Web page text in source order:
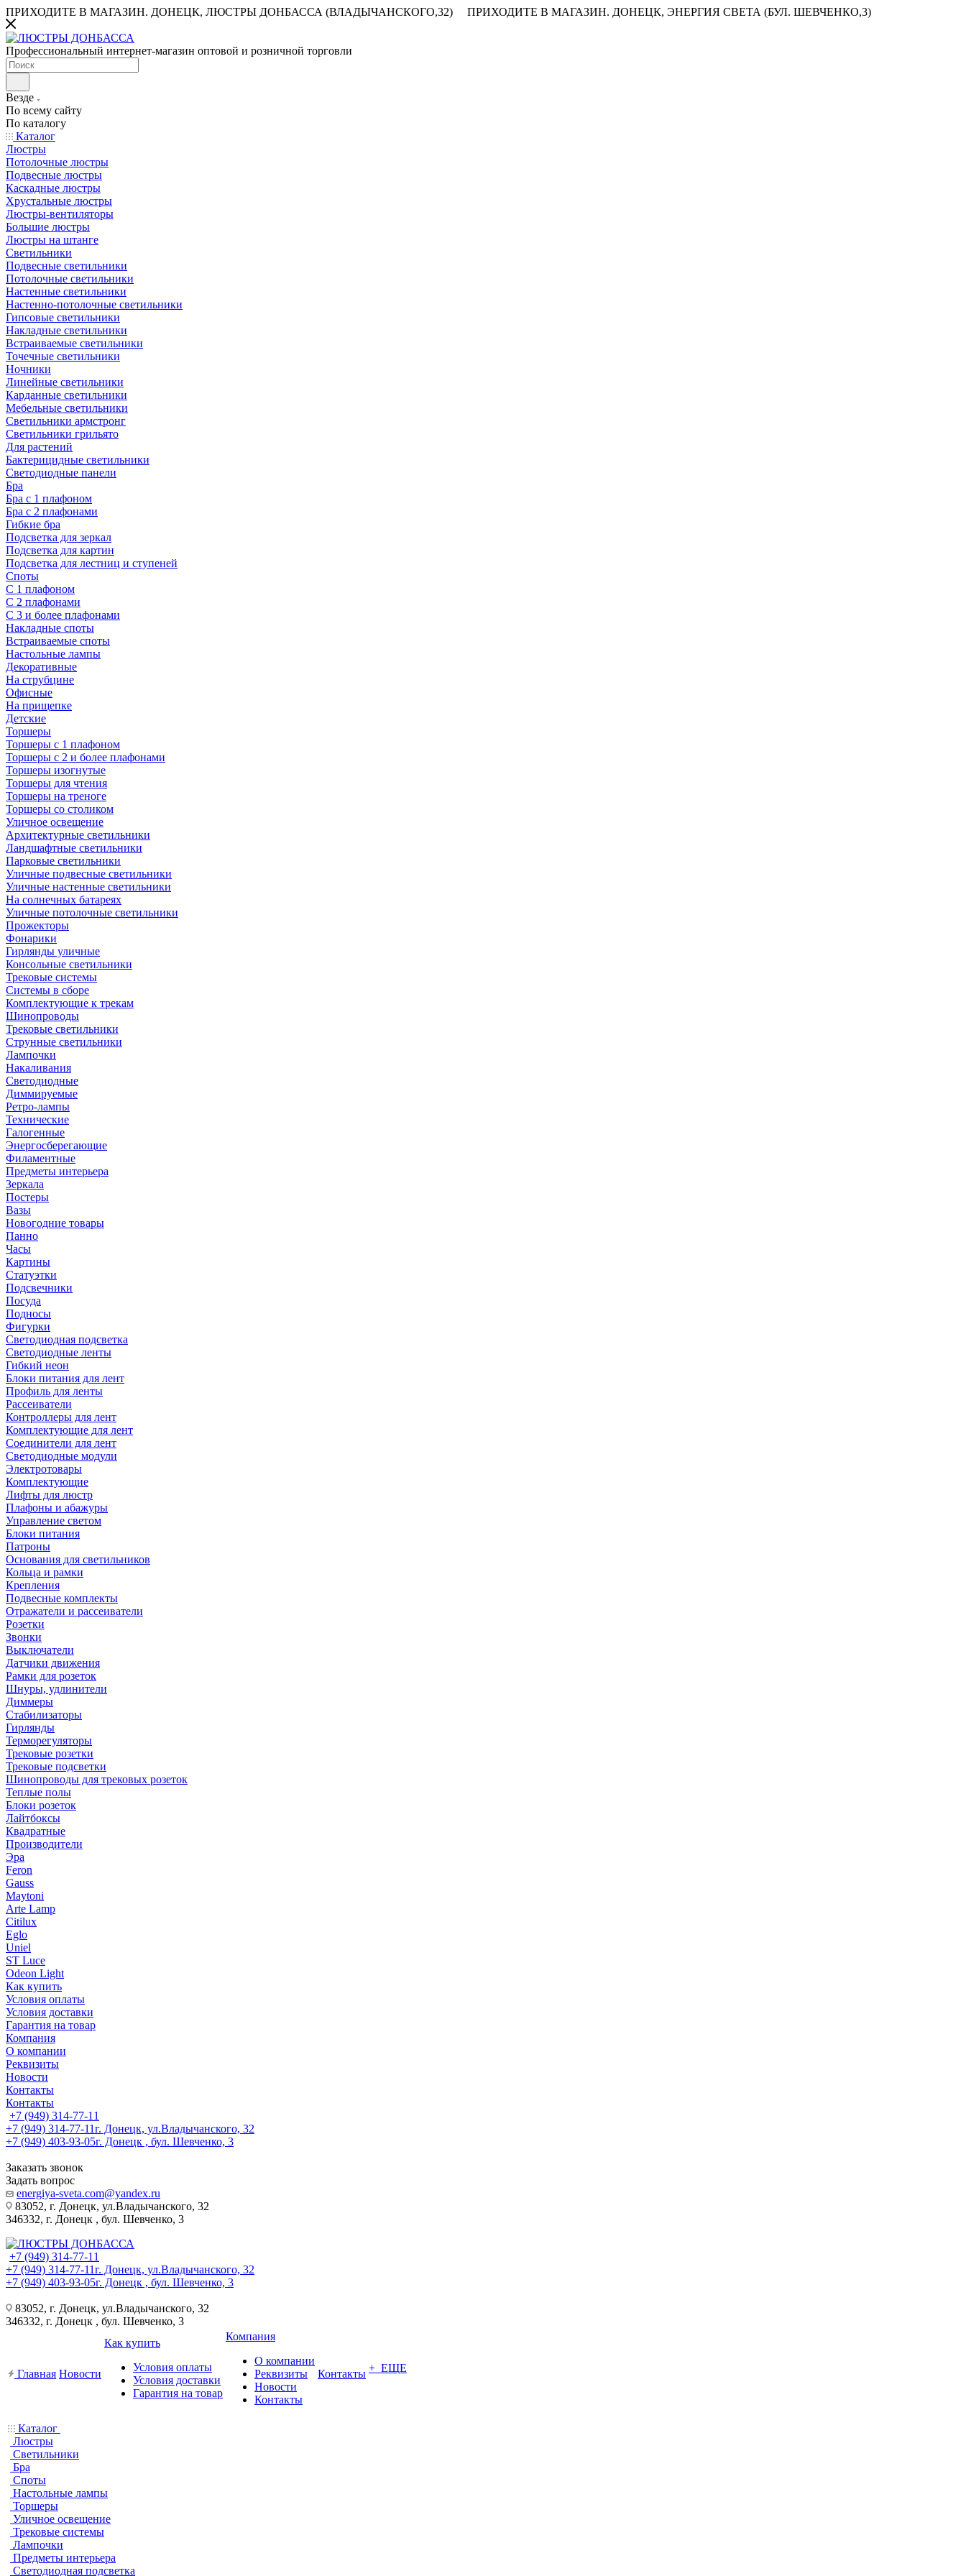
ПРИХОДИТЕ В МАГАЗИН. ДОНЕЦК, ЛЮСТРЫ ДОНБАССА (ВЛАДЫЧАНСКОГО,32) ПРИХОДИТЕ В МАГАЗИН. ДОНЕЦК, ЭНЕРГИЯ СВЕТА (БУЛ. ШЕВЧЕНКО,3)
Профессиональный интернет-магазин оптовой и розничной торговли
Везде
По всему сайту
По каталогу
Каталог
Люстры
Потолочные люстры
Подвесные люстры
Каскадные люстры
Хрустальные люстры
Люстры-вентиляторы
Большие люстры
Люстры на штанге
Светильники
Подвесные светильники
Потолочные светильники
Настенные светильники
Настенно-потолочные светильники
Гипсовые светильники
Накладные светильники
Встраиваемые светильники
Точечные светильники
Ночники
Линейные светильники
Карданные светильники
Мебельные светильники
Светильники армстронг
Светильники грильято
Для растений
Бактерицидные светильники
Светодиодные панели
Бра
Бра с 1 плафоном
Бра с 2 плафонами
Гибкие бра
Подсветка для зеркал
Подсветка для картин
Подсветка для лестниц и ступеней
Споты
С 1 плафоном
С 2 плафонами
С 3 и более плафонами
Накладные споты
Встраиваемые споты
Настольные лампы
Декоративные
На струбцине
Офисные
На прищепке
Детские
Торшеры
Торшеры с 1 плафоном
Торшеры с 2 и более плафонами
Торшеры изогнутые
Торшеры для чтения
Торшеры на треноге
Торшеры со столиком
Уличное освещение
Архитектурные светильники
Ландшафтные светильники
Парковые светильники
Уличные подвесные светильники
Уличные настенные светильники
На солнечных батареях
Уличные потолочные светильники
Прожекторы
Фонарики
Гирлянды уличные
Консольные светильники
Трековые системы
Системы в сборе
Комплектующие к трекам
Шинопроводы
Трековые светильники
Струнные светильники
Лампочки
Накаливания
Светодиодные
Диммируемые
Ретро-лампы
Технические
Галогенные
Энергосберегающие
Филаментные
Предметы интерьера
Зеркала
Постеры
Вазы
Новогодние товары
Панно
Часы
Картины
Статуэтки
Подсвечники
Посуда
Подносы
Фигурки
Светодиодная подсветка
Светодиодные ленты
Гибкий неон
Блоки питания для лент
Профиль для ленты
Рассеиватели
Контроллеры для лент
Комплектующие для лент
Соединители для лент
Светодиодные модули
Электротовары
Комплектующие
Лифты для люстр
Плафоны и абажуры
Управление светом
Блоки питания
Патроны
Основания для светильников
Кольца и рамки
Крепления
Подвесные комплекты
Отражатели и рассеиватели
Розетки
Звонки
Выключатели
Датчики движения
Рамки для розеток
Шнуры, удлинители
Диммеры
Стабилизаторы
Гирлянды
Терморегуляторы
Трековые розетки
Трековые подсветки
Шинопроводы для трековых розеток
Теплые полы
Блоки розеток
Лайтбоксы
Квадратные
Производители
Эра
Feron
Gauss
Maytoni
Arte Lamp
Citilux
Eglo
Uniel
ST Luce
Odeon Light
Как купить
Условия оплаты
Условия доставки
Гарантия на товар
Компания
О компании
Реквизиты
Новости
Контакты
Контакты
+7 (949) 314-77-11
+7 (949) 314-77-11г. Донецк, ул.Владычанского, 32
+7 (949) 403-93-05г. Донецк , бул. Шевченко, 3
Заказать звонок
Задать вопрос
energiya-sveta.com@yandex.ru
83052, г. Донецк, ул.Владычанского, 32
346332, г. Донецк , бул. Шевченко, 3
+7 (949) 314-77-11
+7 (949) 314-77-11г. Донецк, ул.Владычанского, 32
+7 (949) 403-93-05г. Донецк , бул. Шевченко, 3
83052, г. Донецк, ул.Владычанского, 32
346332, г. Донецк , бул. Шевченко, 3
Главная Новости
Как купить
Условия оплаты
Условия доставки
Гарантия на товар
Компания
О компании
Реквизиты
Новости
Контакты
Контакты + ЕЩЕ
Каталог
Люстры
Светильники
Бра
Споты
Настольные лампы
Торшеры
Уличное освещение
Трековые системы
Лампочки
Предметы интерьера
Светодиодная подсветка